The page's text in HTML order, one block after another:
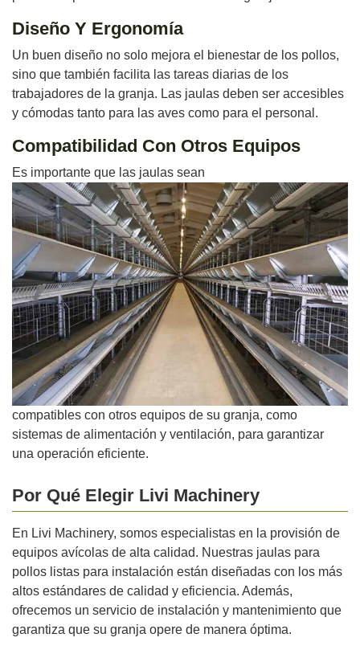
Diseño Y Ergonomía
Un buen diseño no solo mejora el bienestar de los pollos,
sino que también facilita las tareas diarias de los
trabajadores de la granja. Las jaulas deben ser accesibles
y cómodas tanto para las aves como para el personal.
Compatibilidad Con Otros Equipos
Es importante que las jaulas sean
compatibles con otros equipos de su granja, como
sistemas de alimentación y ventilación, para garantizar
una operación eficiente.
Por Qué Elegir Livi Machinery
En Livi Machinery, somos especialistas en la provisión de
equipos avícolas de alta calidad. Nuestras jaulas para
pollos listas para instalación están diseñadas con los más
altos estándares de calidad y eficiencia. Además,
ofrecemos un servicio de instalación y mantenimiento que
garantiza que su granja opere de manera óptima.